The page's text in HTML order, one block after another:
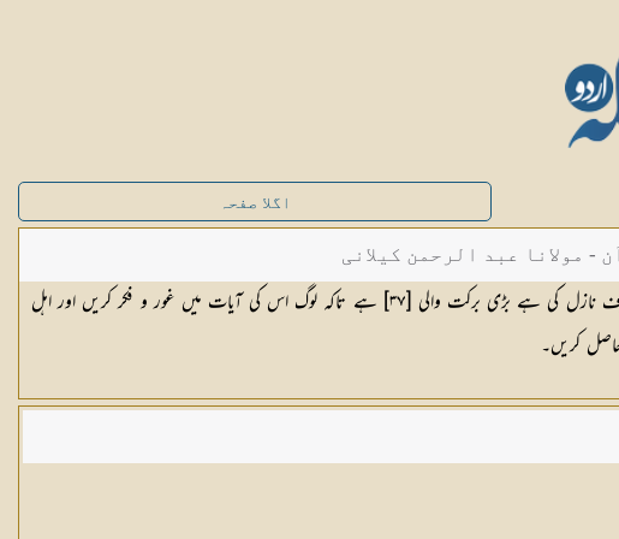
اگلا صفحہ
- مولانا عبد الرحمن کیلانی
نازل کی ہے بڑی برکت والی [٣٧] ہے تاکہ لوگ اس کی آیات میں غور و فکر کریں اور اہل
کریں۔